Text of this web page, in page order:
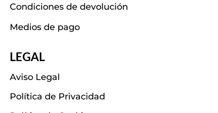
Condiciones de devolución
Medios de pago
LEGAL
Aviso Legal
Política de Privacidad